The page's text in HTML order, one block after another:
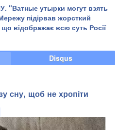
"Ватные утырки могут взять
підірвав жорсткий
що відображає всю суть Росії
Disqus
сну, щоб не хропіти